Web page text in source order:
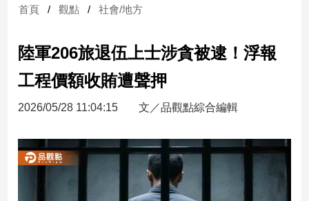
財
台
財
新
產
經/
首頁 觀點 社會/地方
陸軍206旅退伍上士涉貪被逮！浮報
工程價額收賄遭聲押
2026/05/28 11:04:15 文／品觀點綜合編輯